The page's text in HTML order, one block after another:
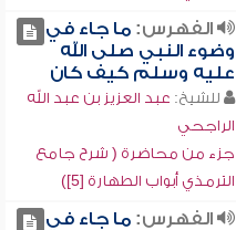
الفهرس:ما جاء في
وضوء النبي صلى الله
عليه وسلم كيف كان
للشيخ: عبد العزيز بن عبد الله
الراجحي
جزء من محاضرة ( شرح جامع
الترمذي أبواب الطهارة [5])
الفهرس:ما جاء في